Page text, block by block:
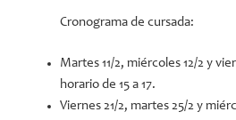
Cronograma de cursada:
Martes 11/2, miércoles 12/2 y
horario de 15 a 17.
Viernes 21/2, martes 25/2 y